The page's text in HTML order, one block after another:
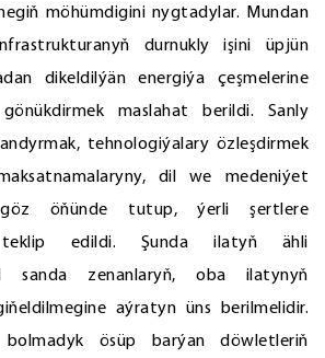
möhümdigini nygtadylar. Mundan
durnukly işini üpjün
dikeldilýän energiýa çeşmelerine
maslahat berildi. Sanly
tehnologiýalary özleşdirmek
dil we medeniýet
göz öňünde tutup, ýerli şertlere
teklip edildi. Şunda ilatyň ähli
sanda zenanlaryň, oba ilatynyň
aýratyn üns berilmelidir.
bolmadyk ösüp barýan döwletleriň